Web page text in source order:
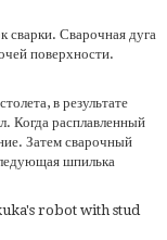
сварки. Сварочная дуга
поверхности.
в результате
Когда расплавленный
Затем сварочный
шпилька
robot with stud